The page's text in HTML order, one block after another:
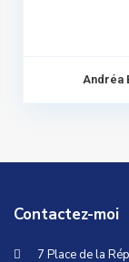
Andréa
Contactez-moi
7 Place de la